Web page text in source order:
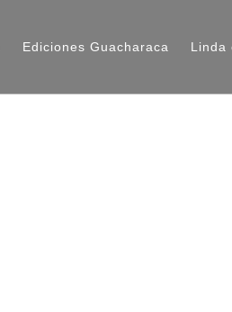
Ediciones Guacharaca Linda